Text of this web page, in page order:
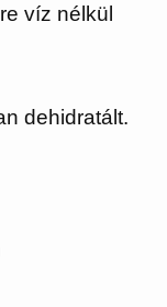
víz nélkül
dehidratált.